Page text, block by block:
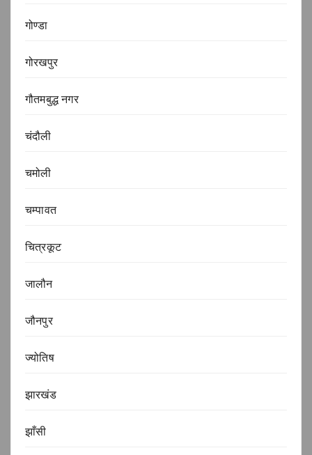
गोण्डा
गोरखपुर
गौतमबुद्ध नगर
चंदौली
चमोली
चम्पावत
चित्रकूट
जालौन
जौनपुर
ज्योतिष
झारखंड
झाँसी